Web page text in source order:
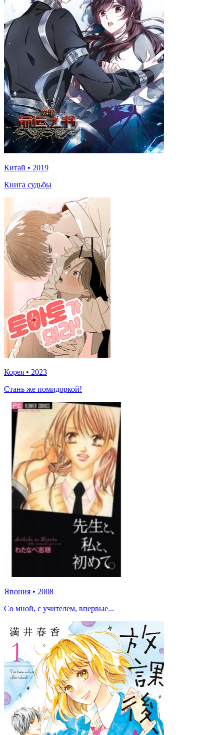
Китай • 2019
Книга судьбы
Корея • 2023
Стань же помидоркой!
Япония • 2008
Со мной, с учителем, впервые...